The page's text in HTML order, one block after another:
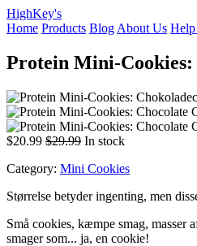
HighKey's
Home Products Blog About Us Help
Protein Mini-Cookies:
$20.99 $29.99 In stock
Category: Mini Cookies
Størrelse betyder ingenting, men
Små cookies, kæmpe smag,
smager som... ja, en cookie!